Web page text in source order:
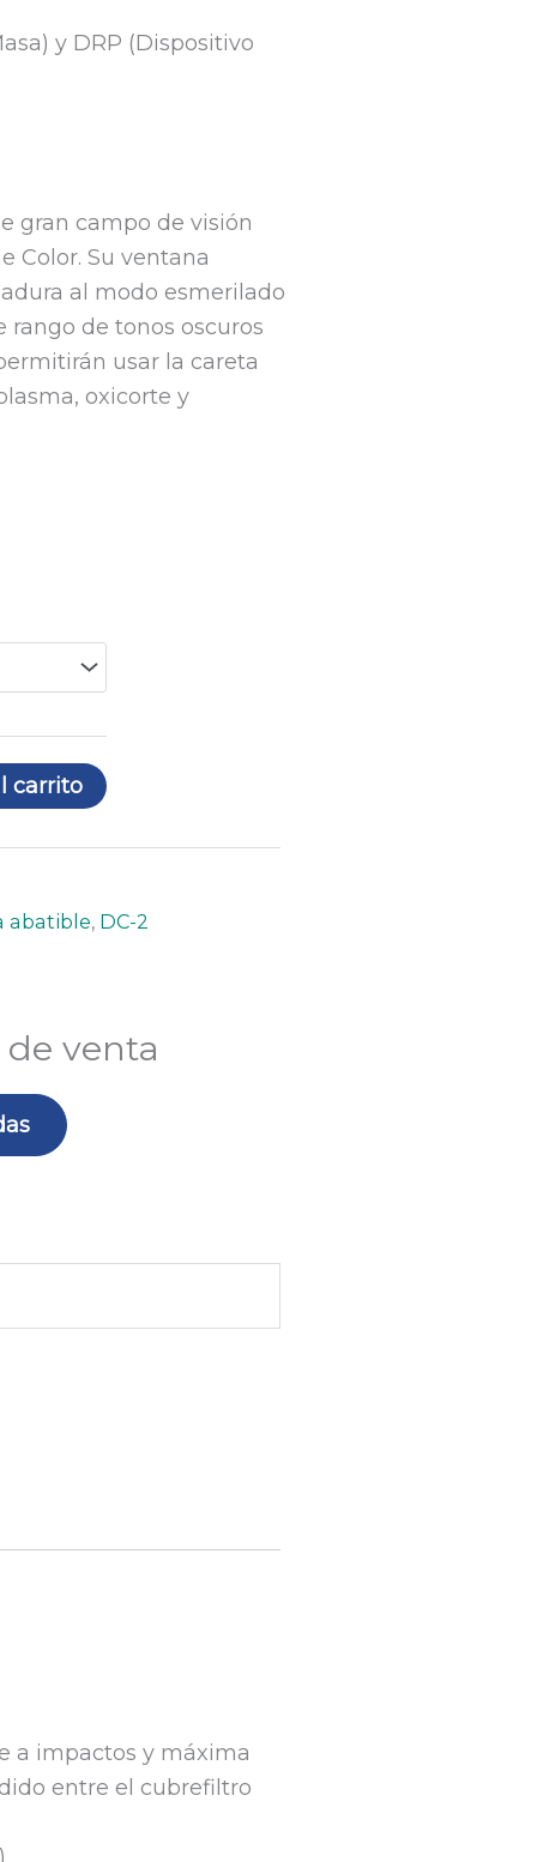
y DRP (Dispositivo
gran campo de visión
Color. Su ventana
al modo esmerilado
de tonos oscuros
usar la careta
oxicorte y
carrito
abatible, DC-2
venta
a impactos y máxima
entre el cubrefiltro